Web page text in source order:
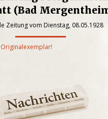
(Bad
Zeitung vom Dienstag, 08.05.1928